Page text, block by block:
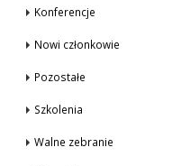
Konferencje
Nowi członkowie
Pozostałe
Szkolenia
Walne zebranie